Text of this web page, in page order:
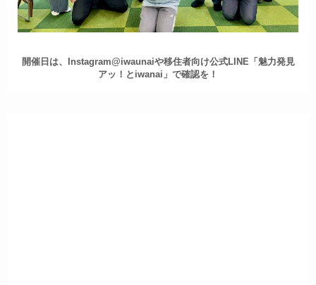
開催日は、Instagram@iwaunaiや移住者向け公式LINE「魅力発見
アッ！とiwanai」で確認を！